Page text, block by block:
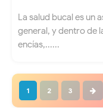
La salud bucal es un
general, y dentro de
encías,......
1 2 3